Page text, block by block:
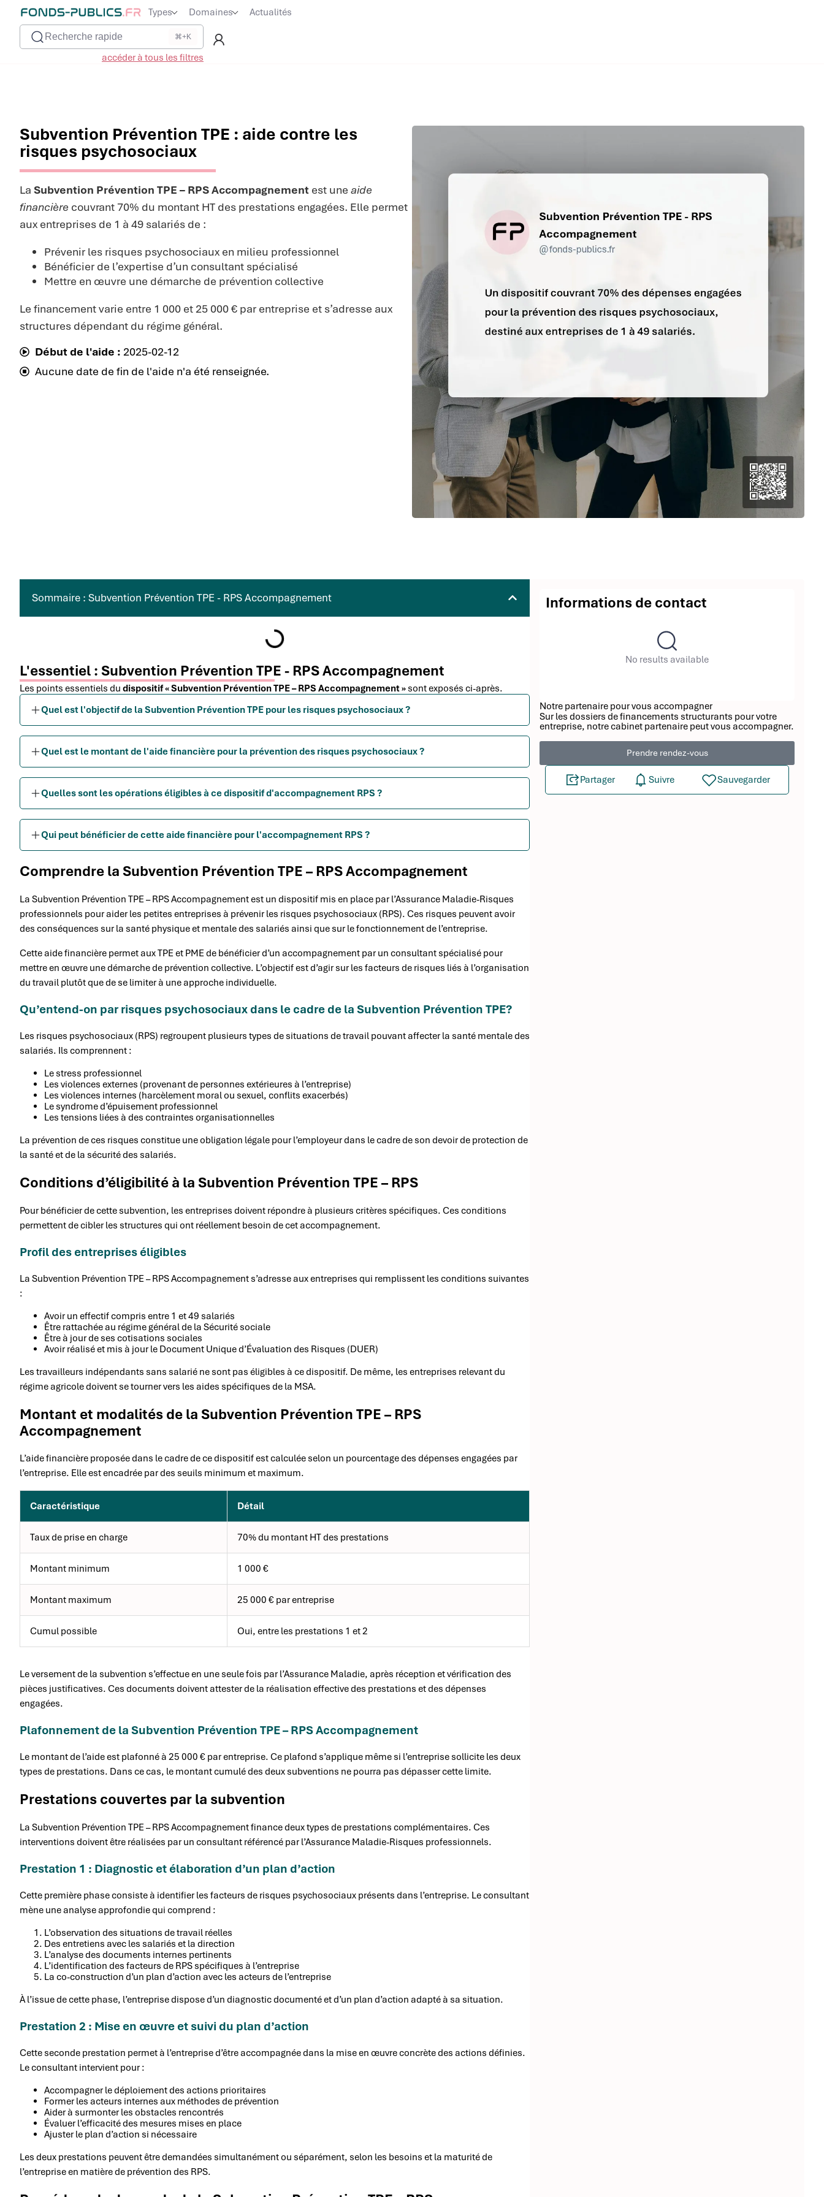
Types Domaines Actualités
Recherche rapide ⌘+K
accéder à tous les filtres
Subvention Prévention TPE : aide contre les
risques psychosociaux
La Subvention Prévention TPE – RPS Accompagnement est une aide
financière couvrant 70% du montant HT des prestations engagées. Elle permet
aux entreprises de 1 à 49 salariés de :
Prévenir les risques psychosociaux en milieu professionnel
Bénéficier de l’expertise d’un consultant spécialisé
Mettre en œuvre une démarche de prévention collective
Le financement varie entre 1 000 et 25 000 € par entreprise et s’adresse aux
structures dépendant du régime général.
Début de l'aide : 2025-02-12
Aucune date de fin de l'aide n'a été renseignée.
Sommaire : Subvention Prévention TPE - RPS Accompagnement
L'essentiel : Subvention Prévention TPE - RPS Accompagnement
Les points essentiels du dispositif « Subvention Prévention TPE – RPS Accompagnement » sont exposés ci-après.
Quel est l'objectif de la Subvention Prévention TPE pour les risques psychosociaux ?
Quel est le montant de l'aide financière pour la prévention des risques psychosociaux ?
Quelles sont les opérations éligibles à ce dispositif d'accompagnement RPS ?
Qui peut bénéficier de cette aide financière pour l'accompagnement RPS ?
Comprendre la Subvention Prévention TPE – RPS Accompagnement
La Subvention Prévention TPE – RPS Accompagnement est un dispositif mis en place par l’Assurance Maladie-Risques
professionnels pour aider les petites entreprises à prévenir les risques psychosociaux (RPS). Ces risques peuvent avoir
des conséquences sur la santé physique et mentale des salariés ainsi que sur le fonctionnement de l’entreprise.
Cette aide financière permet aux TPE et PME de bénéficier d’un accompagnement par un consultant spécialisé pour
mettre en œuvre une démarche de prévention collective. L’objectif est d’agir sur les facteurs de risques liés à l’organisation
du travail plutôt que de se limiter à une approche individuelle.
Qu’entend-on par risques psychosociaux dans le cadre de la Subvention Prévention TPE?
Les risques psychosociaux (RPS) regroupent plusieurs types de situations de travail pouvant affecter la santé mentale des
salariés. Ils comprennent :
Le stress professionnel
Les violences externes (provenant de personnes extérieures à l’entreprise)
Les violences internes (harcèlement moral ou sexuel, conflits exacerbés)
Le syndrome d’épuisement professionnel
Les tensions liées à des contraintes organisationnelles
La prévention de ces risques constitue une obligation légale pour l’employeur dans le cadre de son devoir de protection de
la santé et de la sécurité des salariés.
Conditions d’éligibilité à la Subvention Prévention TPE – RPS
Pour bénéficier de cette subvention, les entreprises doivent répondre à plusieurs critères spécifiques. Ces conditions
permettent de cibler les structures qui ont réellement besoin de cet accompagnement.
Profil des entreprises éligibles
La Subvention Prévention TPE – RPS Accompagnement s’adresse aux entreprises qui remplissent les conditions suivantes
:
Avoir un effectif compris entre 1 et 49 salariés
Être rattachée au régime général de la Sécurité sociale
Être à jour de ses cotisations sociales
Avoir réalisé et mis à jour le Document Unique d’Évaluation des Risques (DUER)
Les travailleurs indépendants sans salarié ne sont pas éligibles à ce dispositif. De même, les entreprises relevant du
régime agricole doivent se tourner vers les aides spécifiques de la MSA.
Montant et modalités de la Subvention Prévention TPE – RPS
Accompagnement
L’aide financière proposée dans le cadre de ce dispositif est calculée selon un pourcentage des dépenses engagées par
l’entreprise. Elle est encadrée par des seuils minimum et maximum.
Caractéristique Détail
Taux de prise en charge 70% du montant HT des prestations
Montant minimum 1 000 €
Montant maximum 25 000 € par entreprise
Cumul possible Oui, entre les prestations 1 et 2
Le versement de la subvention s’effectue en une seule fois par l’Assurance Maladie, après réception et vérification des
pièces justificatives. Ces documents doivent attester de la réalisation effective des prestations et des dépenses
engagées.
Plafonnement de la Subvention Prévention TPE – RPS Accompagnement
Le montant de l’aide est plafonné à 25 000 € par entreprise. Ce plafond s’applique même si l’entreprise sollicite les deux
types de prestations. Dans ce cas, le montant cumulé des deux subventions ne pourra pas dépasser cette limite.
Prestations couvertes par la subvention
La Subvention Prévention TPE – RPS Accompagnement finance deux types de prestations complémentaires. Ces
interventions doivent être réalisées par un consultant référencé par l’Assurance Maladie-Risques professionnels.
Prestation 1 : Diagnostic et élaboration d’un plan d’action
Cette première phase consiste à identifier les facteurs de risques psychosociaux présents dans l’entreprise. Le consultant
mène une analyse approfondie qui comprend :
L’observation des situations de travail réelles
Des entretiens avec les salariés et la direction
L’analyse des documents internes pertinents
L’identification des facteurs de RPS spécifiques à l’entreprise
La co-construction d’un plan d’action avec les acteurs de l’entreprise
À l’issue de cette phase, l’entreprise dispose d’un diagnostic documenté et d’un plan d’action adapté à sa situation.
Prestation 2 : Mise en œuvre et suivi du plan d’action
Cette seconde prestation permet à l’entreprise d’être accompagnée dans la mise en œuvre concrète des actions définies.
Le consultant intervient pour :
Accompagner le déploiement des actions prioritaires
Former les acteurs internes aux méthodes de prévention
Aider à surmonter les obstacles rencontrés
Évaluer l’efficacité des mesures mises en place
Ajuster le plan d’action si nécessaire
Les deux prestations peuvent être demandées simultanément ou séparément, selon les besoins et la maturité de
l’entreprise en matière de prévention des RPS.
Informations de contact
No results available
Notre partenaire pour vous accompagner
Sur les dossiers de financements structurants pour votre
entreprise, notre cabinet partenaire peut vous accompagner.
Prendre rendez-vous
Partager Suivre Sauvegarder